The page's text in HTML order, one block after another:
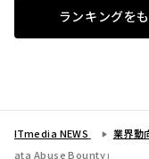
ランキングを
ITmedia NEWS 業界動
ata Abuse Bounty」